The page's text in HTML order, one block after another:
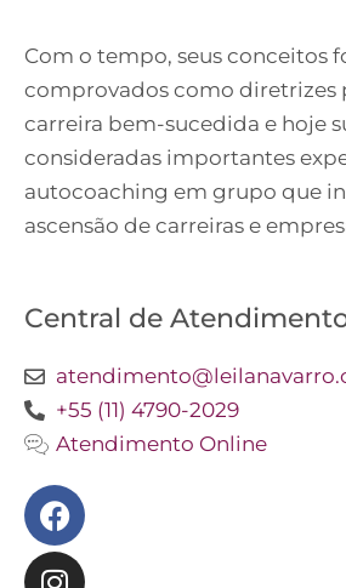
Com o tempo, seus conceitos
comprovados como diretrizes
carreira bem-sucedida e hoje
consideradas importantes
autocoaching em grupo que
ascensão de carreiras e
Central de
+55 (11) 4790-2029
Atendimento Online
Facebook
Instagram
Twitter
Youtube
Linkedin
Slideshare